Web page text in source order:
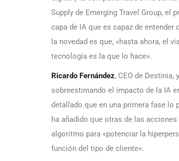
Supply de Emerging Travel Group, el
capa de IA que es capaz de
la novedad es que, «hasta ahora, el
tecnología es la que lo hace».
Ricardo Fernández, CEO de Destinia, y
sobreestimando el impacto de la IA
detallado que en una primera fase lo
ha añadido que otras de las
algoritmo para «potenciar la
función del tipo de cliente».